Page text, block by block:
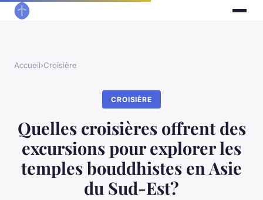
Accueil›Croisière
CROISIÈRE
Quelles croisières offrent des
excursions pour explorer les
temples bouddhistes en Asie
du Sud-Est?